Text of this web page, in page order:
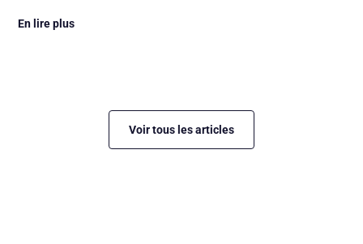
En lire plus
Voir tous les articles